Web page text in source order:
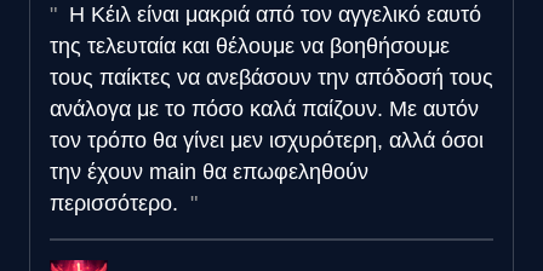
Η Κέιλ είναι μακριά από τον αγγελικό εαυτό
της τελευταία και θέλουμε να βοηθήσουμε
τους παίκτες να ανεβάσουν την απόδοσή τους
ανάλογα με το πόσο καλά παίζουν. Με αυτόν
τον τρόπο θα γίνει μεν ισχυρότερη, αλλά όσοι
την έχουν main θα επωφεληθούν
περισσότερο.